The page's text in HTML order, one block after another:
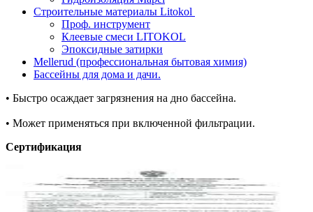
Строительные материалы Litokol
Проф. инструмент
Клеевые смеси LITOKOL
Эпоксидные затирки
Mellerud (профессиональная бытовая химия)
Бассейны для дома и дачи.
• Быстро осаждает загрязнения на дно бассейна.
• Может применяться при включенной фильтрации.
Сертификация